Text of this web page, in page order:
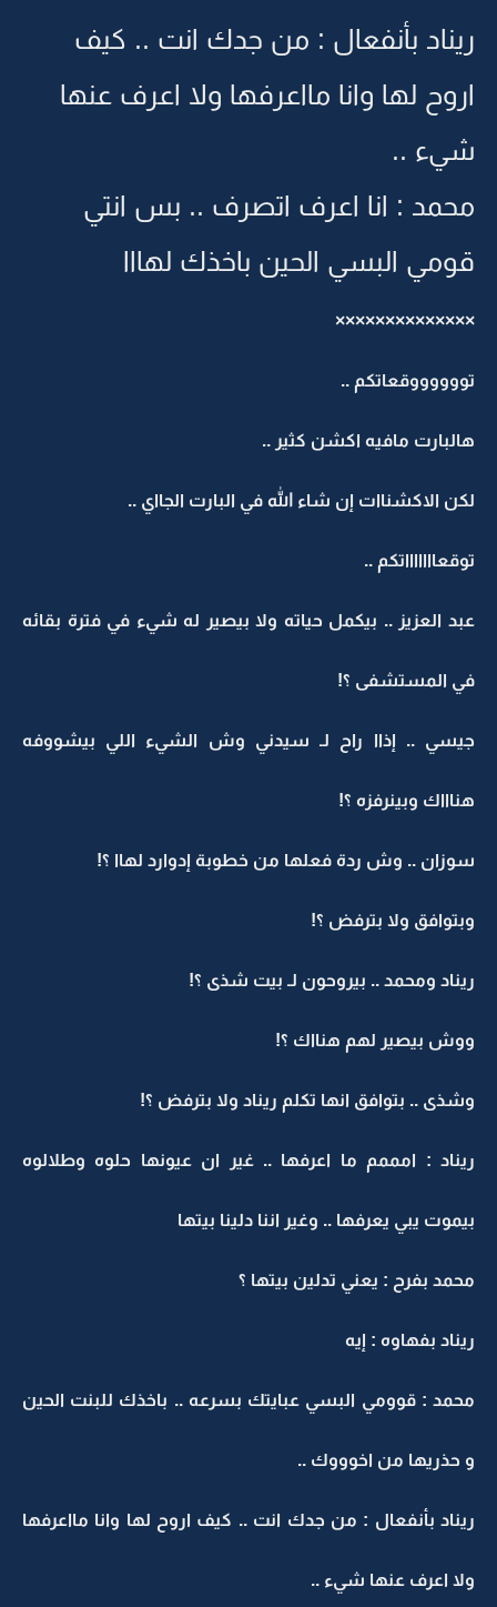
ريناد بأنفعال : من جدك انت .. كيف
اروح لها وانا مااعرفها ولا اعرف عنها
شيء ..
محمد : انا اعرف اتصرف .. بس انتي
قومي البسي الحين باخذك لهااا
××××××××××××××
تووووووقعاتكم ..
هالبارت مافيه اكشن كثير ..
لكن الاكشناات إن شاء الله في البارت الجااي ..
توقعاااااااتكم ..
عبد العزيز .. بيكمل حياته ولا بيصير له شيء في فترة بقائه
في المستشفى ؟!
جيسي .. إذاا راح لـ سيدني وش الشيء اللي بيشووفه
هناااك وبينرفزه ؟!
سوزان .. وش ردة فعلها من خطوبة إدوارد لهاا ؟!
وبتوافق ولا بترفض ؟!
ريناد ومحمد .. بيروحون لـ بيت شذى ؟!
ووش بيصير لهم هنااك ؟!
وشذى .. بتوافق انها تكلم ريناد ولا بترفض ؟!
ريناد : امممم ما اعرفها .. غير ان عيونها حلوه وطلالوه
بيموت يبي يعرفها .. وغير اننا دلينا بيتها
محمد بفرح : يعني تدلين بيتها ؟
ريناد بفهاوه : إيه
محمد : قوومي البسي عبايتك بسرعه .. باخذك للبنت الحين
و حذريها من اخوووك ..
ريناد بأنفعال : من جدك انت .. كيف اروح لها وانا مااعرفها
ولا اعرف عنها شيء ..